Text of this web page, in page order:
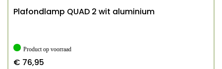
Plafondlamp QUAD 2 wit aluminium
Product op voorraad
€ 76,95